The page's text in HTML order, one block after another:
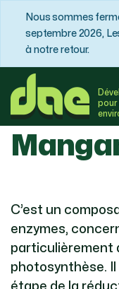
Nous sommes
septembre 2026,
à notre retour.
pour
DAE France
C’est un
enzymes,
particulièrement
photosynthèse.
étape de la